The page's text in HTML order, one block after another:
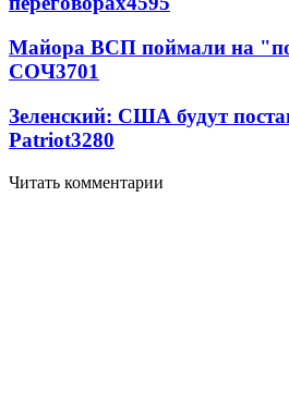
Майора ВСП поймали на
СОЧ3701
Зеленский: США будут
Patriot3280
Читать комментарии